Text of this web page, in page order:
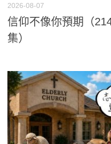
2026-08-07
信仰不像你預期（
集）